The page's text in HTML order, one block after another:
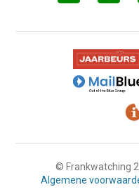
© Frankwatching
Algemene